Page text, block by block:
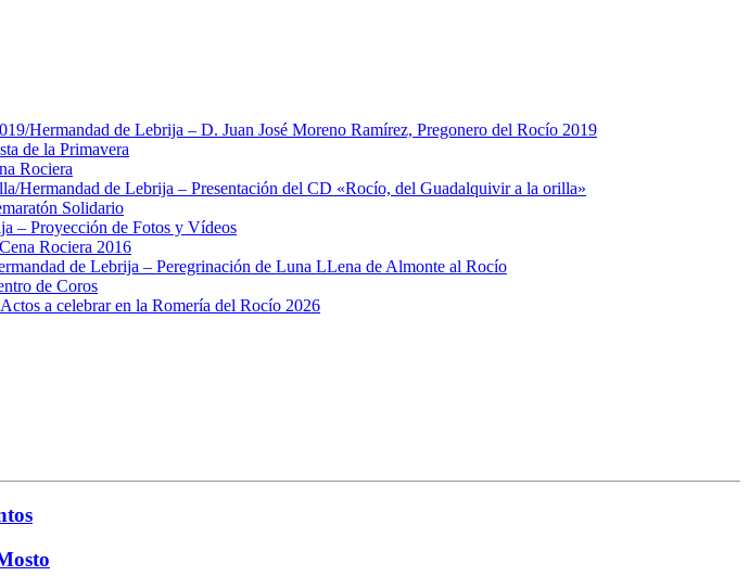
Hermandad de Lebrija – D. Juan José Moreno Ramírez, Pregonero del Rocío 2019
de la Primavera
Rociera
Hermandad de Lebrija – Presentación del CD «Rocío, del Guadalquivir a la orilla»
Solidario
– Proyección de Fotos y Vídeos
Rociera 2016
de Lebrija – Peregrinación de Luna LLena de Almonte al Rocío
de Coros
a celebrar en la Romería del Rocío 2026